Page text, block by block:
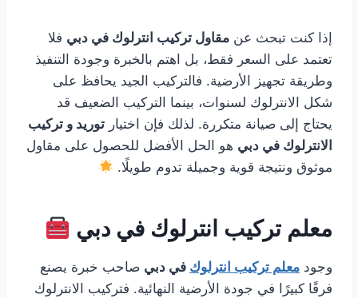
إذا كنت تبحث عن مقاول تركيب انترلوك في دبي فلا
تعتمد على السعر فقط، بل اهتم بالخبرة وجودة التنفيذ
وطريقة تجهيز الأرضية. فالتركيب الجيد يحافظ على
شكل الانترلوك لسنوات، بينما التركيب الضعيف قد
يحتاج إلى صيانة متكررة. لذلك فإن اختيار توريد و تركيب
الانترلوك في دبي هو الحل الأفضل للحصول على مقاول
موثوق ونتيجة قوية وجميلة تدوم طويلًا.
معلم تركيب انترلوك في دبي
وجود معلم تركيب انترلوك في دبي صاحب خبرة يصنع
فرقًا كبيرًا في جودة الأرضية النهائية. فتركيب الانترلوك